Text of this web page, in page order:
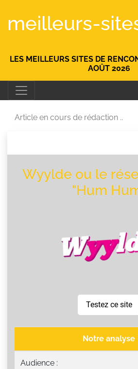
LES MEILLEURS SITES DE
AOÛT 2026
Article en cours de rédaction ..
Wyylde ou le
"Hum
Testez ce site
Notre analyse
Audience :